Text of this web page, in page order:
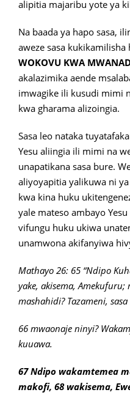
alipitia majaribu yote ya
Na baada ya hapo sasa,
aweze sasa
WOKOVU KWA
akalazimika aende
imwagike ili kusudi mimi
kwa gharama alizoingia.
Sasa leo nataka
Yesu aliingia ili mimi na
unapatikana sasa bure.
aliyoyapitia yalikuwa ni
kwa kina huku
yale mateso ambayo
vifungu huku ukiwa
unamwona akifanyiwa
Mathayo 26: 65 “Ndipo
yake, akisema,
mashahidi? Tazameni,
66 mwaonaje ninyi?
kuuawa.
67 Ndipo wakamtemea
makofi, 68 wakisema,